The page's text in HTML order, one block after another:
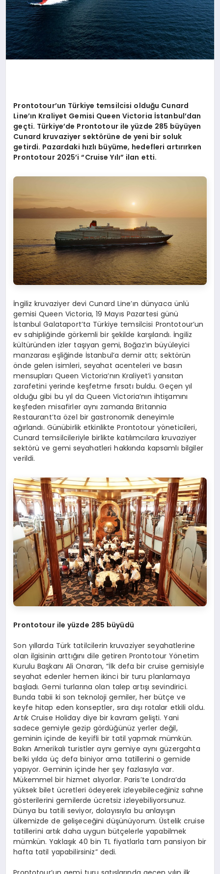
Prontotour’un Türkiye temsilcisi olduğu Cunard
Line’ın Kraliyet Gemisi Queen Victoria İstanbul’dan
geçti. Türkiye’de Prontotour ile yüzde 285 büyüyen
Cunard kruvaziyer sektörüne de yeni bir soluk
getirdi. Pazardaki hızlı büyüme, hedefleri artırırken
Prontotour 2025’i“Cruise Yılı” ilan etti.
İngiliz kruvaziyer devi Cunard Line’ın dünyaca ünlü
gemisi Queen Victoria, 19 Mayıs Pazartesi günü
İstanbul Galataport’ta Türkiye temsilcisi Prontotour’un
ev sahipliğinde görkemli bir şekilde karşılandı. İngiliz
kültüründen izler taşıyan gemi, Boğaz’ın büyüleyici
manzarası eşliğinde İstanbul’a demir attı; sektörün
önde gelen isimleri, seyahat acenteleri ve basın
mensupları Queen Victoria’nın Kraliyet’i yansıtan
zarafetini yerinde keşfetme fırsatı buldu. Geçen yıl
olduğu gibi bu yıl da Queen Victoria’nın ihtişamını
keşfeden misafirler aynı zamanda Britannia
Restaurant’ta özel bir gastronomik deneyimle
ağırlandı. Günübirlik etkinlikte Prontotour yöneticileri,
Cunard temsilcileriyle birlikte katılımcılara kruvaziyer
sektörü ve gemi seyahatleri hakkında kapsamlı bilgiler
verildi.
Prontotour ile yüzde 285 büyüdü
Son yıllarda Türk tatilcilerin kruvaziyer seyahatlerine
olan ilgisinin arttığını dile getiren Prontotour Yönetim
Kurulu Başkanı Ali Onaran, “İlk defa bir cruise gemisiyle
seyahat edenler hemen ikinci bir turu planlamaya
başladı. Gemi turlarına olan talep artışı sevindirici.
Bunda tabii ki son teknoloji gemiler, her bütçe ve
keyfe hitap eden konseptler, sıra dışı rotalar etkili oldu.
Artık Cruise Holiday diye bir kavram gelişti. Yani
sadece gemiyle gezip gördüğünüz yerler değil,
geminin içinde de keyifli bir tatil yapmak mümkün.
Bakın Amerikalı turistler aynı gemiye aynı güzergahta
belki yılda üç defa biniyor ama tatillerini o gemide
yapıyor. Geminin içinde her şey fazlasıyla var.
Mükemmel bir hizmet alıyorlar. Paris’te Londra’da
yüksek bilet ücretleri ödeyerek izleyebileceğiniz sahne
gösterilerini gemilerde ücretsiz izleyebiliyorsunuz.
Dünya bu tatili seviyor, dolayısıyla bu anlayışın
ülkemizde de gelişeceğini düşünüyorum. Üstelik cruise
tatillerini artık daha uygun bütçelerle yapabilmek
mümkün. Yaklaşık 40 bin TL fiyatlarla tam pansiyon bir
hafta tatil yapabilirsiniz” dedi.